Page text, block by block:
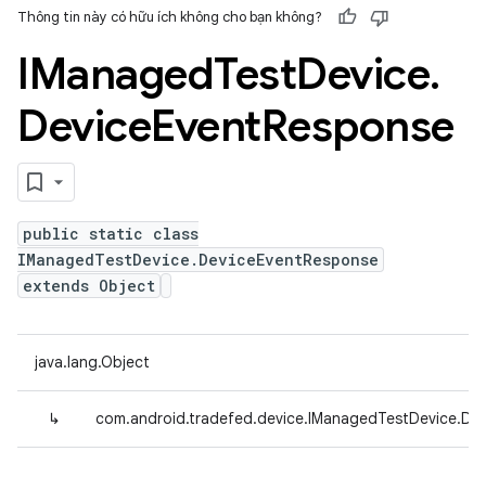
Thông tin này có hữu ích không cho bạn không?
IManagedTestDevice.
DeviceEventResponse
public static class
IManagedTestDevice.DeviceEventResponse
extends Object
java.lang.Object
↳